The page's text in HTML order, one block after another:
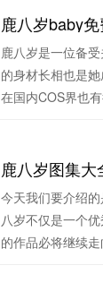
鹿八岁baby
鹿八岁是一位备
的身材长相也是
在国内COS界也
鹿八岁图集
今天我们要介绍
八岁不仅是一个
的作品必将继续